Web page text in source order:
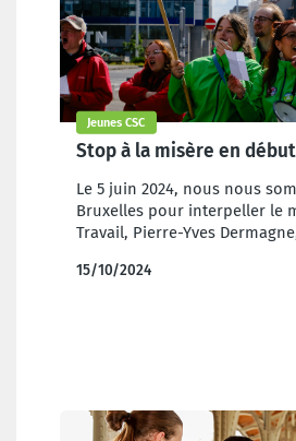
Jeunes CSC
Stop à la misère en
Le 5 juin 2024, nous nous
Bruxelles pour interpeller le
Travail, Pierre-Yves
allocations d'insertion.
15/10/2024